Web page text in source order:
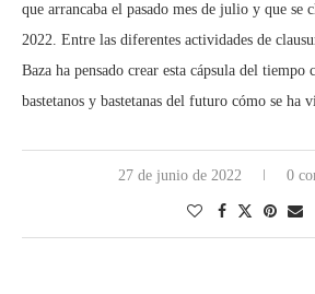
que arrancaba el pasado mes de julio y que se
2022. Entre las diferentes actividades de
Baza ha pensado crear esta cápsula del tiempo
bastetanos y bastetanas del futuro cómo se ha
27 de junio de 2022 0